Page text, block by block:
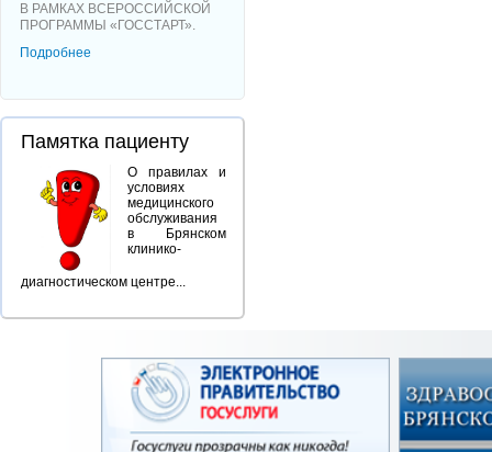
В РАМКАХ ВСЕРОССИЙСКОЙ
ПРОГРАММЫ «ГОССТАРТ».
Подробнее
Памятка пациенту
О правилах и
условиях
медицинского
обслуживания
в Брянском
клинико-
диагностическом центре...